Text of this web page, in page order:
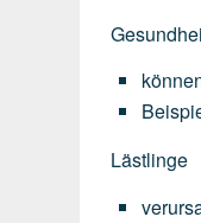
Lästlinge